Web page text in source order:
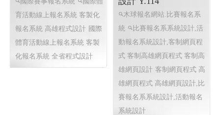
105法拍網 法拍物件〡法拍
案件查詢, 台中法拍,彰化法
拍,雲林法拍,嘉義法拍,台南法
拍,高雄法拍
RWD 響應式
網頁設計, 客製化網站管理後
台 ,